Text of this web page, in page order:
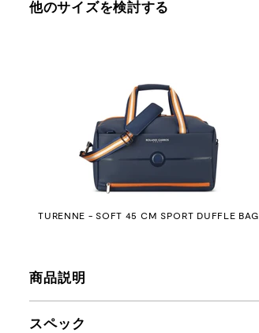
他のサイズを検討する
TURENNE - SOFT 45 CM SPORT DUFFLE BAG
商品説明
スペック